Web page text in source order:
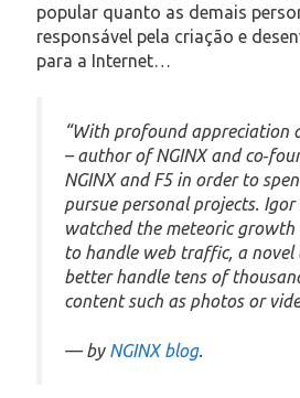
popular quanto as demais
responsável pela criação e
para a Internet…
“With profound appreciation
– author of NGINX and
NGINX and F5 in order to
pursue personal projects.
watched the meteoric
to handle web traffic, a
better handle tens of
content such as photos or
— by NGINX blog.